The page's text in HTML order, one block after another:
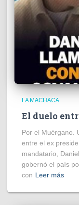
LA MACHACA
El duelo
Por el Muérgano.
entre el ex
mandatario,
gobernó el país
con Leer más